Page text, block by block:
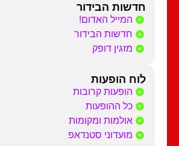
חדשות הבידור
המייל האדום!
חדשות הבידור
מזגין דופק
לוח הופעות
הופעות קרובות
כל ההופעות
אולמות ומקומות
מועדוני סטנדאפ